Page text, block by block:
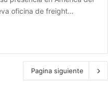
oficina de freight…
Pagina siguiente